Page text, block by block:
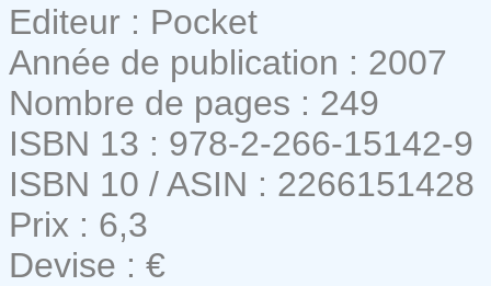
Editeur : Pocket
Année de publication : 2007
Nombre de pages : 249
ISBN 13 : 978-2-266-15142-9
ISBN 10 / ASIN : 2266151428
Prix : 6,3
Devise : €